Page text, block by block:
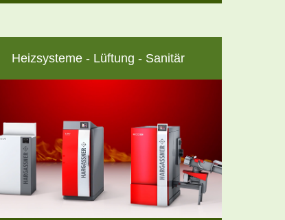
Heizsysteme - Lüftung - Sanitär